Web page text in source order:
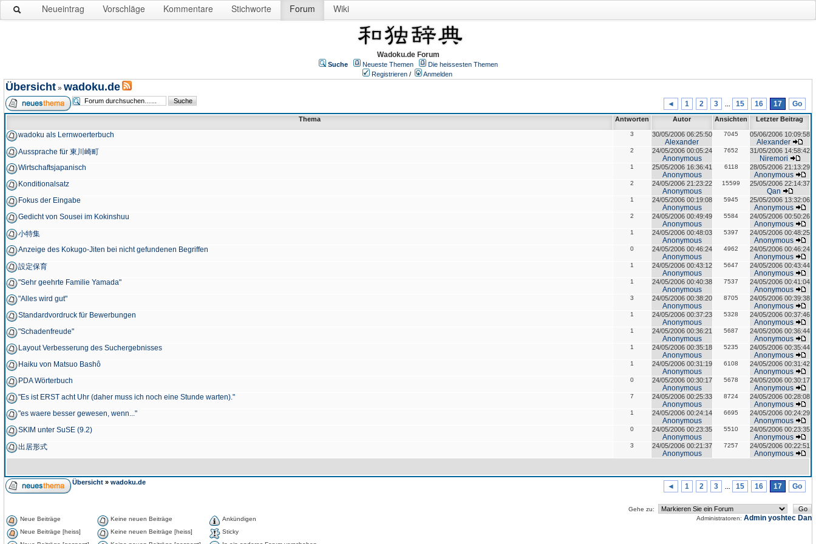
Neueintrag Vorschläge Kommentare Stichworte Forum Wiki
Wadoku.de Forum
Suche Neueste Themen
Die heissesten Themen
Registrieren / Anmelden
Übersicht » wadoku.de
◄ 1 2 3 15 16 17 Go
Thema Antworten Autor Ansichten Letzter Beitrag
wadoku als Lernwoerterbuch 3 30/05/2006 06:25:50
Alexander
7045 05/06/2006 10:09:58
Alexander
Aussprache für 東川崎町
2 24/05/2006 00:05:24
Anonymous
7652 31/05/2006 14:58:42
Niremori
Wirtschaftsjapanisch
1 25/05/2006 16:36:41
Anonymous
6118 28/05/2006 21:13:29
Anonymous
Konditionalsatz
2 24/05/2006 21:23:22
Anonymous
15599 25/05/2006 22:14:37
Qan
Fokus der Eingabe
1 24/05/2006 00:19:08
Anonymous
5945 25/05/2006 13:32:06
Anonymous
Gedicht von Sousei im Kokinshuu
2 24/05/2006 00:49:49
Anonymous
5584 24/05/2006 00:50:26
Anonymous
小特集
1 24/05/2006 00:48:03
Anonymous
5397 24/05/2006 00:48:25
Anonymous
Anzeige des Kokugo-Jiten bei nicht gefundenen Begriffen
0 24/05/2006 00:46:24
Anonymous
4962 24/05/2006 00:46:24
Anonymous
設定保育
1 24/05/2006 00:43:12
Anonymous
5647 24/05/2006 00:43:44
Anonymous
"Sehr geehrte Familie Yamada"
1 24/05/2006 00:40:38
Anonymous
7537 24/05/2006 00:41:04
Anonymous
"Alles wird gut"
3 24/05/2006 00:38:20
Anonymous
8705 24/05/2006 00:39:38
Anonymous
Standardvordruck für Bewerbungen
1 24/05/2006 00:37:23
Anonymous
5328 24/05/2006 00:37:46
Anonymous
"Schadenfreude"
1 24/05/2006 00:36:21
Anonymous
5687 24/05/2006 00:36:44
Anonymous
Layout Verbesserung des Suchergebnisses
1 24/05/2006 00:35:18
Anonymous
5235 24/05/2006 00:35:44
Anonymous
Haiku von Matsuo Bashô
1 24/05/2006 00:31:19
Anonymous
6108 24/05/2006 00:31:42
Anonymous
PDA Wörterbuch
0 24/05/2006 00:30:17
Anonymous
5678 24/05/2006 00:30:17
Anonymous
"Es ist ERST acht Uhr (daher muss ich noch eine Stunde warten)."
7 24/05/2006 00:25:33
Anonymous
8724 24/05/2006 00:28:08
Anonymous
"es waere besser gewesen, wenn..."
1 24/05/2006 00:24:14
Anonymous
6695 24/05/2006 00:24:29
Anonymous
SKIM unter SuSE (9.2)
0 24/05/2006 00:23:35
Anonymous
5510 24/05/2006 00:23:35
Anonymous
出居形式
3 24/05/2006 00:21:37
Anonymous
7257 24/05/2006 00:22:51
Anonymous
Übersicht » wadoku.de ◄ 1 2 3 15 16 17 Go
Gehe zu:
Neue Beiträge
Keine neuen Beiträge
Ankündigen
Neue Beiträge [heiss]
Keine neuen Beiträge [heiss]
Sticky
Administratoren: Admin yoshtec Dan